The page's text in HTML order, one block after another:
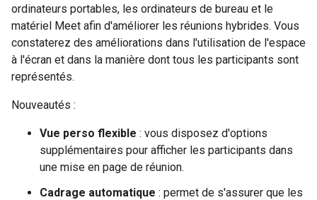
ordinateurs portables, les ordinateurs de bureau et le
matériel Meet afin d'améliorer les réunions hybrides. Vous
constaterez des améliorations dans l'utilisation de l'espace
à l'écran et dans la manière dont tous les participants sont
représentés.
Nouveautés :
Vue perso flexible : vous disposez d'options
supplémentaires pour afficher les participants dans
une mise en page de réunion.
Cadrage automatique : permet de s'assurer que les